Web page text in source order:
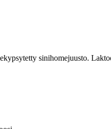
sinihomejuusto.